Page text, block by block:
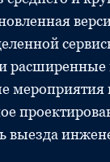
расширенные
мероприятия
выезда